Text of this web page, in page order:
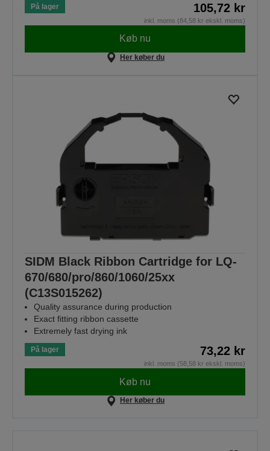
På lager 105,72 kr
inkl. moms (84,58 kr ekskl. moms)
Køb nu
Her køber du
SIDM Black Ribbon Cartridge for LQ-
670/680/pro/860/1060/25xx
(C13S015262)
Quality assurance during production
Exact fitting ribbon cassette
Extremely fast drying ink
På lager 73,22 kr
inkl. moms (58,58 kr ekskl. moms)
Køb nu
Her køber du